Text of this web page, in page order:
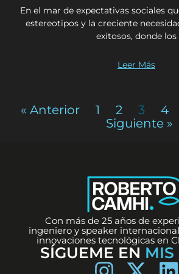
En el mar de expectativas sociales
estereotipos y la creciente
exitosos, donde los
Leer Más
« Anterior 1 2 3 4
Siguiente »
Con más de 25 años de
ingeniero y speaker
innovaciones tecnológicas en
SÍGUEME EN MIS